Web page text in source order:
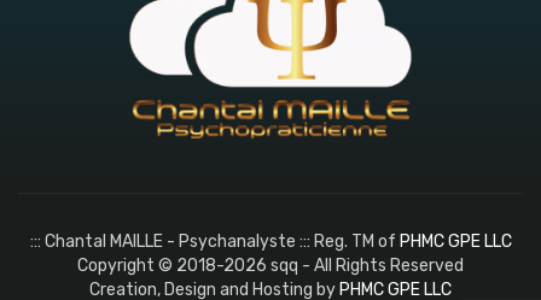
::: Chantal MAILLE - Psychanalyste ::: Reg. TM of PHMC GPE LLC
Copyright © 2018-2026 sqq - All Rights Reserved
Creation, Design and Hosting byPHMC GPE LLC